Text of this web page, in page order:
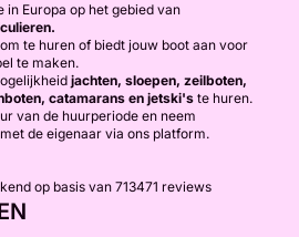
in Europa op het gebied van
te huren of biedt jouw boot aan voor
te maken.
jachten, sloepen, zeilboten,
catamarans en jetski's te huren.
van de huurperiode en neem
de eigenaar via ons platform.
op basis van 713471 reviews